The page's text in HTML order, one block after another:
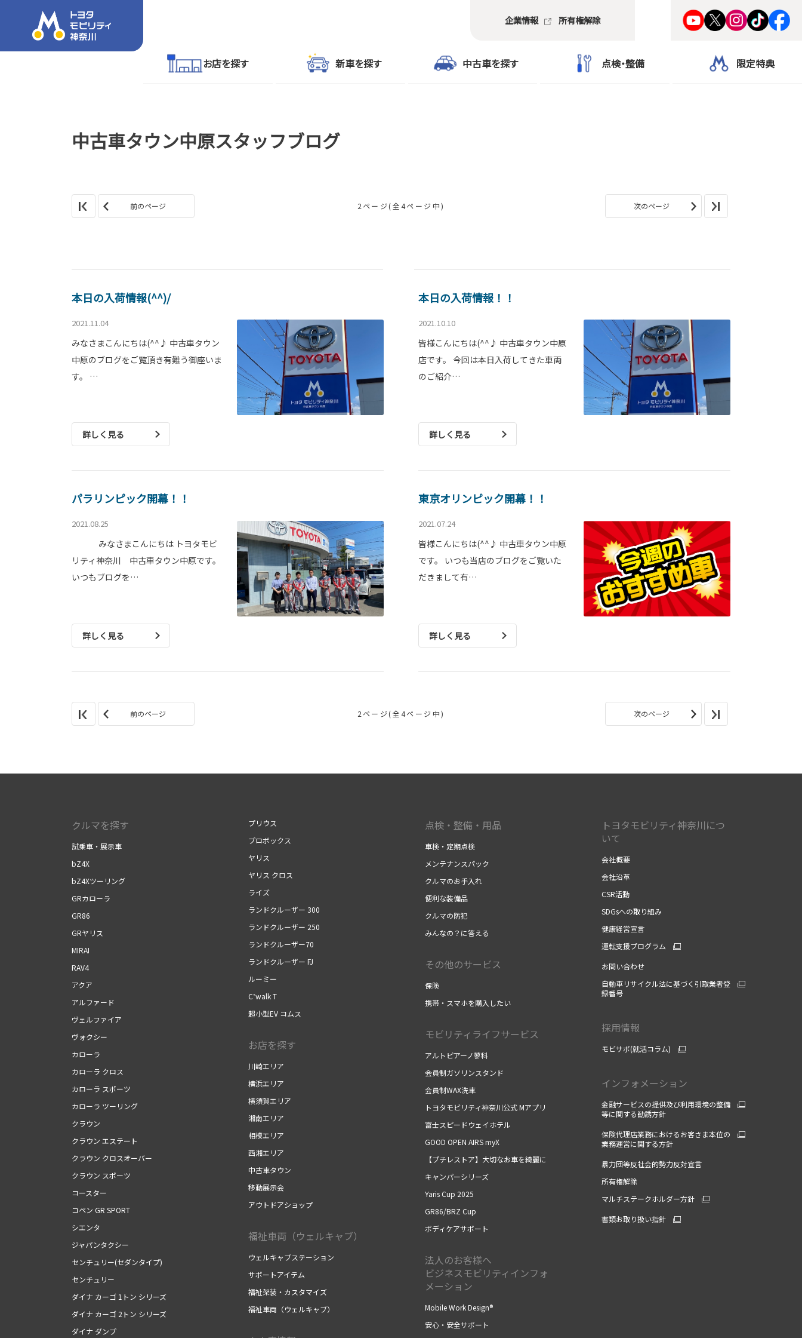
お店を探す 新車を探す 中古車を探す 点検・整備 限定特典
企業情報 所有権解除
中古車タウン中原スタッフブログ
前のページ 2ページ(全4ページ中) 次のページ
本日の入荷情報(^^)/
2021.11.04
みなさまこんにちは(^^♪ 中古車タウン
中原のブログをご覧頂き有難う御座いま
す。 …
詳しく見る
本日の入荷情報！！
2021.10.10
皆様こんにちは(^^♪ 中古車タウン中原
店です。 今回は本日入荷してきた車両
のご紹介…
詳しく見る
パラリンピック開幕！！
2021.08.25
みなさまこんにちは トヨタモビ
リティ神奈川 中古車タウン中原です。
いつもブログを…
詳しく見る
東京オリンピック開幕！！
2021.07.24
皆様こんにちは(^^♪ 中古車タウン中原
です。 いつも当店のブログをご覧いた
だきまして有…
詳しく見る
前のページ 2ページ(全4ページ中) 次のページ
クルマを探す
試乗車・展示車
bZ4X
bZ4Xツーリング
GRカローラ
GR86
GRヤリス
MIRAI
RAV4
アクア
アルファード
ヴェルファイア
ヴォクシー
カローラ
カローラ クロス
カローラ スポーツ
カローラ ツーリング
クラウン
クラウン エステート
クラウン クロスオーバー
クラウン スポーツ
コースター
コペン GR SPORT
シエンタ
ジャパンタクシー
センチュリー(セダンタイプ)
センチュリー
ダイナ カーゴ 1トン シリーズ
ダイナ カーゴ 2トン シリーズ
ダイナ ダンプ
プリウス
プロボックス
ヤリス
ヤリス クロス
ライズ
ランドクルーザー 300
ランドクルーザー 250
ランドクルーザー70
ランドクルーザー FJ
ルーミー
C⁺walk T
超小型EV コムス
お店を探す
川崎エリア
横浜エリア
横須賀エリア
湘南エリア
相模エリア
西湘エリア
中古車タウン
移動展示会
アウトドアショップ
福祉車両（ウェルキャブ）
ウェルキャブステーション
サポートアイテム
福祉架装・カスタマイズ
福祉車両（ウェルキャブ）
点検・整備・用品
車検・定期点検
メンテナンスパック
クルマのお手入れ
便利な装備品
クルマの防犯
みんなの？に答える
その他のサービス
保険
携帯・スマホを購入したい
モビリティライフサービス
アルトピアーノ蓼科
会員制ガソリンスタンド
会員制WAX洗車
トヨタモビリティ神奈川公式 Mアプリ
富士スピードウェイホテル
GOOD OPEN AIRS myX
【プチレストア】大切なお車を綺麗に
キャンパーシリーズ
Yaris Cup 2025
GR86/BRZ Cup
ボディケアサポート
法人のお客様へ
ビジネスモビリティインフォ
メーション
Mobile Work Design®
安心・安全サポート
トヨタモビリティ神奈川につ
いて
会社概要
会社沿革
CSR活動
SDGsへの取り組み
健康経営宣言
運転支援プログラム
お問い合わせ
自動車リサイクル法に基づく引取業者登
録番号
採用情報
モビサポ(就活コラム)
インフォメーション
金融サービスの提供及び利用環境の整備
等に関する勧誘方針
保険代理店業務におけるお客さま本位の
業務運営に関する方針
暴力団等反社会的勢力反対宣言
所有権解除
マルチステークホルダー方針
書類お取り扱い指針